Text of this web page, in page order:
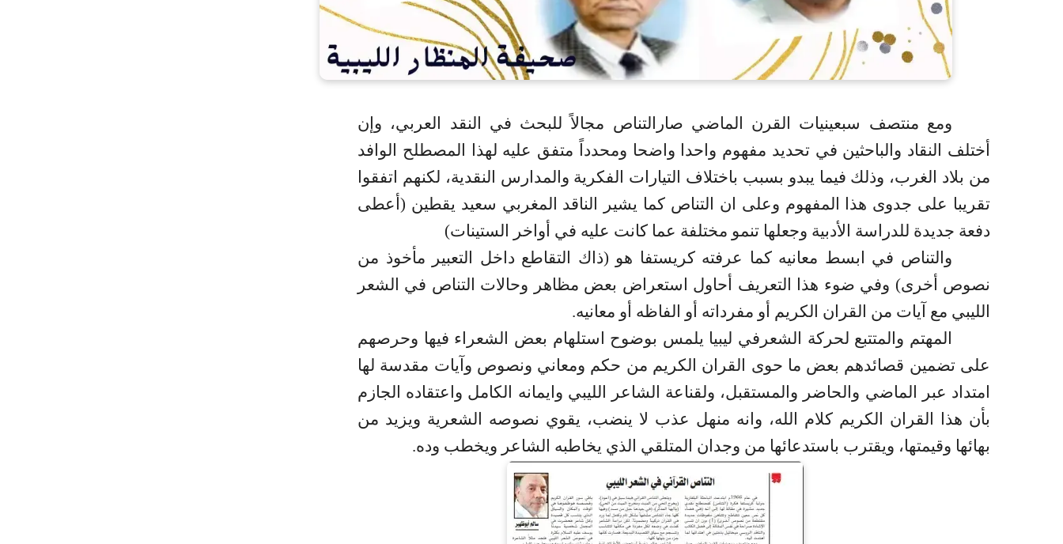
ومع منتصف سبعينيات القرن الماضي صارالتناص مجالاً للبحث في النقد العربي، وإن
أختلف النقاد والباحثين في تحديد مفهوم واحدا واضحا ومحدداً متفق عليه لهذا المصطلح الوافد
من بلاد الغرب، وذلك فيما يبدو بسبب باختلاف التيارات الفكرية والمدارس النقدية، لكنهم اتفقوا
تقريبا على جدوى هذا المفهوم وعلى ان التناص كما يشير الناقد المغربي سعيد يقطين (أعطى
دفعة جديدة للدراسة الأدبية وجعلها تنمو مختلفة عما كانت عليه في أواخر الستينات)
والتناص في ابسط معانيه كما عرفته كريستفا هو (ذاك التقاطع داخل التعبير مأخوذ من
نصوص أخرى) وفي ضوء هذا التعريف أحاول استعراض بعض مظاهر وحالات التناص في الشعر
الليبي مع آيات من القران الكريم أو مفرداته أو الفاظه أو معانيه.
المهتم والمتتبع لحركة الشعرفي ليبيا يلمس بوضوح استلهام بعض الشعراء فيها وحرصهم
على تضمين قصائدهم بعض ما حوى القران الكريم من حكم ومعاني ونصوص وآيات مقدسة لها
امتداد عبر الماضي والحاضر والمستقبل، ولقناعة الشاعر الليبي وايمانه الكامل واعتقاده الجازم
بأن هذا القران الكريم كلام الله، وانه منهل عذب لا ينضب، يقوي نصوصه الشعرية ويزيد من
بهائها وقيمتها، ويقترب باستدعائها من وجدان المتلقي الذي يخاطبه الشاعر ويخطب وده.